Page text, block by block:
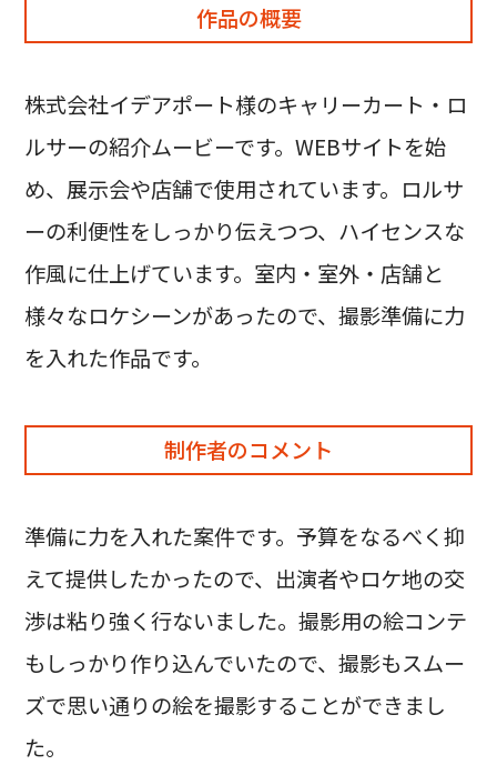
作品の概要
株式会社イデアポート様のキャリーカート・ロ
ルサーの紹介ムービーです。WEBサイトを始
め、展示会や店舗で使用されています。ロルサ
ーの利便性をしっかり伝えつつ、ハイセンスな
作風に仕上げています。室内・室外・店舗と
様々なロケシーンがあったので、撮影準備に力
を入れた作品です。
制作者のコメント
準備に力を入れた案件です。予算をなるべく抑
えて提供したかったので、出演者やロケ地の交
渉は粘り強く行ないました。撮影用の絵コンテ
もしっかり作り込んでいたので、撮影もスムー
ズで思い通りの絵を撮影することができまし
た。